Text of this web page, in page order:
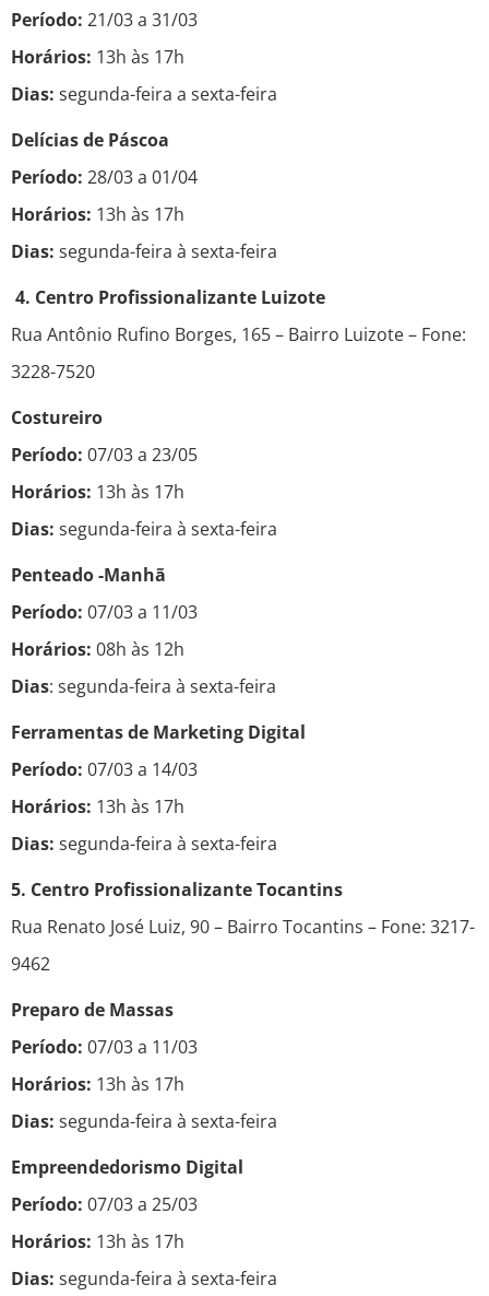
Período: 21/03 a 31/03
Horários: 13h às 17h
Dias: segunda-feira a sexta-feira
Delícias de Páscoa
Período: 28/03 a 01/04
Horários: 13h às 17h
Dias: segunda-feira à sexta-feira
4. Centro Profissionalizante Luizote
Rua Antônio Rufino Borges, 165 – Bairro Luizote – Fone:
3228-7520
Costureiro
Período: 07/03 a 23/05
Horários: 13h às 17h
Dias: segunda-feira à sexta-feira
Penteado -Manhã
Período: 07/03 a 11/03
Horários: 08h às 12h
Dias: segunda-feira à sexta-feira
Ferramentas de Marketing Digital
Período: 07/03 a 14/03
Horários: 13h às 17h
Dias: segunda-feira à sexta-feira
5. Centro Profissionalizante Tocantins
Rua Renato José Luiz, 90 – Bairro Tocantins – Fone: 3217-
9462
Preparo de Massas
Período: 07/03 a 11/03
Horários: 13h às 17h
Dias: segunda-feira à sexta-feira
Empreendedorismo Digital
Período: 07/03 a 25/03
Horários: 13h às 17h
Dias: segunda-feira à sexta-feira